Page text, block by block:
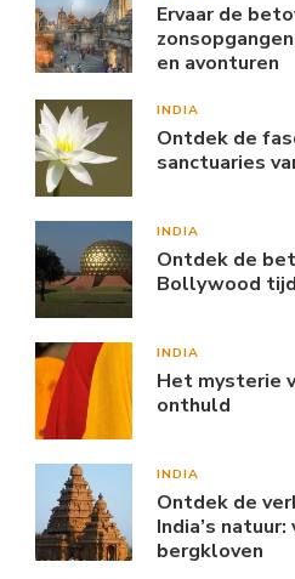
Ervaar de
en avonturen
INDIA
Ontdek de
sanctuaries
INDIA
Ontdek de
Bollywood
INDIA
Het mysterie
onthuld
INDIA
Ontdek de
India’s
bergkloven